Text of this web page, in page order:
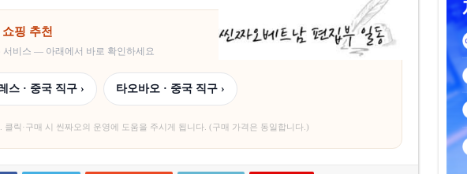
핑 추천
서비스 — 아래에서 바로 확인하세요
스 · 중국 직구 › 타오바오 · 중국 직구 ›
클릭·구매 시 씬짜오의 운영에 도움을 주시게 됩니다. (구매 가격은 동일합니다.)